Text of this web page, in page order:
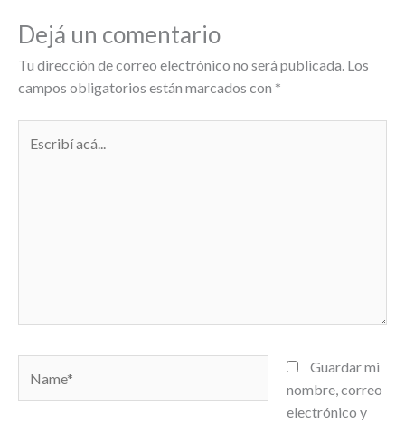
Dejá un comentario
Tu dirección de correo electrónico no será publicada. Los
campos obligatorios están marcados con *
acá...
Guardar mi
nombre, correo
electrónico y